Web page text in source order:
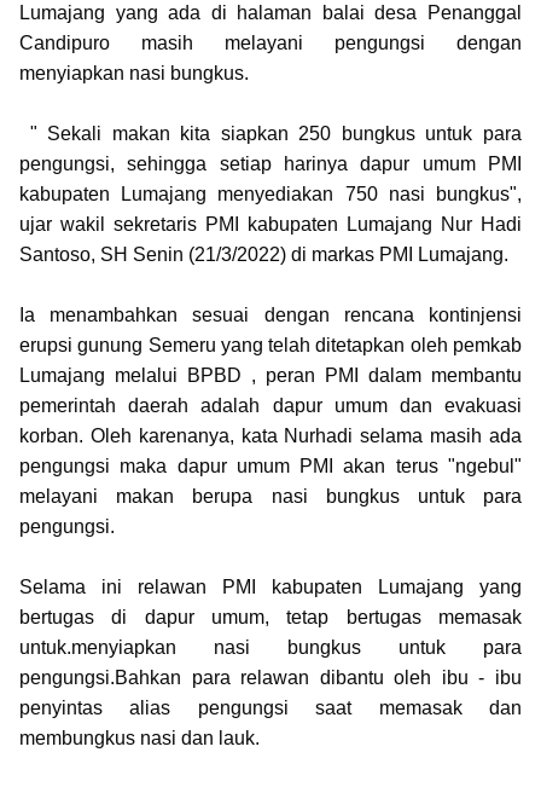
Lumajang yang ada di halaman balai desa Penanggal
Candipuro masih melayani pengungsi dengan
menyiapkan nasi bungkus.
" Sekali makan kita siapkan 250 bungkus untuk para
pengungsi, sehingga setiap harinya dapur umum PMI
kabupaten Lumajang menyediakan 750 nasi bungkus",
ujar wakil sekretaris PMI kabupaten Lumajang Nur Hadi
Santoso, SH Senin (21/3/2022) di markas PMI Lumajang.
Ia menambahkan sesuai dengan rencana kontinjensi
erupsi gunung Semeru yang telah ditetapkan oleh pemkab
Lumajang melalui BPBD , peran PMI dalam membantu
pemerintah daerah adalah dapur umum dan evakuasi
korban. Oleh karenanya, kata Nurhadi selama masih ada
pengungsi maka dapur umum PMI akan terus "ngebul"
melayani makan berupa nasi bungkus untuk para
pengungsi.
Selama ini relawan PMI kabupaten Lumajang yang
bertugas di dapur umum, tetap bertugas memasak
untuk.menyiapkan nasi bungkus untuk para
pengungsi.Bahkan para relawan dibantu oleh ibu - ibu
penyintas alias pengungsi saat memasak dan
membungkus nasi dan lauk.